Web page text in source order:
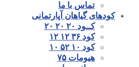
تماس با ما
کودهای گیاهان آپارتمانی
کــود ۲۰ ۲۰ ۲۰
کود ۳۶ ۱۲ ۱۲
کود ۱۰ ۵۲ ۱۰
هیومات ۷۵